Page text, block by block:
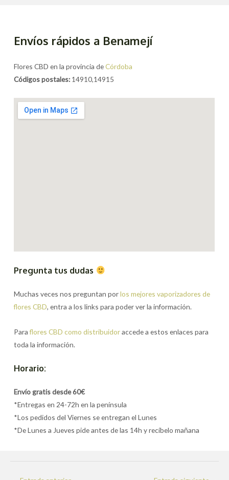
Envíos rápidos a Benamejí
Flores CBD en la provincia deCórdoba
Códigos postales: 14910,14915
Pregunta tus dudas
Muchas veces nos preguntan porlos mejores vaporizadores de
flores CBD, entra a los links para poder ver la información.
Paraflores CBD como distribuidoraccede a estos enlaces para
toda la información.
Horario:
Envío gratis desde 60€
*Entregas en 24-72h en la península
*Los pedidos del Viernes se entregan el Lunes
*De Lunes a Jueves pide antes de las 14h y recíbelo mañana
Navegación